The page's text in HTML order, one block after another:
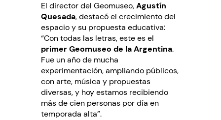
El director del Geomuseo,Agustín
Quesada, destacó el crecimiento del
espacio y su propuesta educativa:
“Con todas las letras, este es el
primer Geomuseo de la Argentina.
Fue un año de mucha
experimentación, ampliando públicos,
con arte, música y propuestas
diversas, y hoy estamos recibiendo
más de cien personas por día en
temporada alta”.